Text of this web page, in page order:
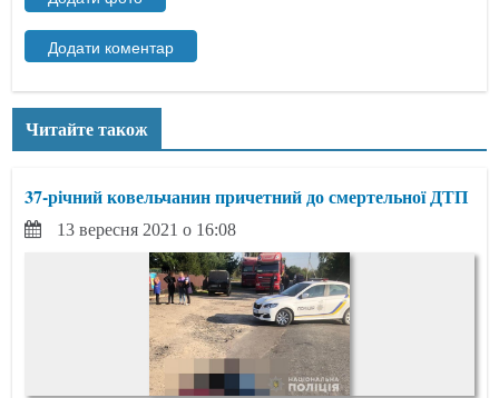
Читайте також
37-річний ковельчанин причетний до смертельної ДТП
13 вересня 2021 о 16:08